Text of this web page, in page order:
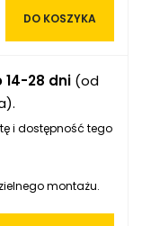
DO KOSZYKA
14-28 dni (od
i dostępność tego
montażu.